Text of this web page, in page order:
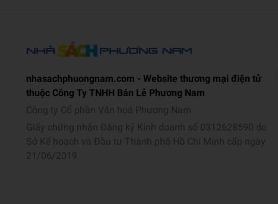
nhasachphuongnam.com - Website thương mại điện tử
thuộc Công Ty TNHH Bán Lẻ Phương Nam
Công ty Cổ phần Văn hoá Phương Nam
Giấy chứng nhận Đăng ký Kinh doanh số 0312628590 do
Sở Kế hoạch và Đầu tư Thành phố Hồ Chí Minh cấp ngày
21/06/2019